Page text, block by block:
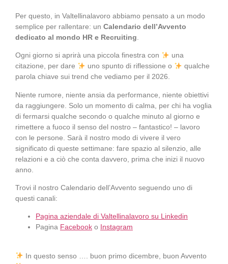
Per questo, in Valtellinalavoro abbiamo pensato a un modo
semplice per rallentare: un Calendario dell’Avvento
dedicato al mondo HR e Recruiting
Ogni giorno si aprirà una piccola finestra con
una
citazione, per dare
uno spunto di riflessione o
qualche
parola chiave sui trend che vediamo per il 2026.
Niente rumore, niente ansia da performance, niente obiettivi
da raggiungere. Solo un momento di calma, per chi ha voglia
di fermarsi qualche secondo o qualche minuto al giorno e
rimettere a fuoco il senso del nostro – fantastico! – lavoro
con le persone. Sarà il nostro modo di vivere il vero
significato di queste settimane: fare spazio al silenzio, alle
relazioni e a ciò che conta davvero, prima che inizi il nuovo
anno.
Trovi il nostro Calendario dell’Avvento seguendo uno di
questi canali:
Pagina aziendale di Valtellinalavoro su Linkedin
Pagina Facebook o Instagram
In questo senso …. buon primo dicembre, buon Avvento